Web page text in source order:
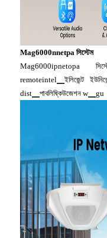
Mag6000nnetpa সিস্টেম
Mag6000ipnetopa
remoteintel▁ইলিজেন্ট
dist▁পাবলিষ্কিউজেশন w▁gu